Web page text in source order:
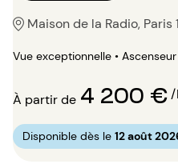
Maison de la Radio, Paris
Vue exceptionnelle • Ascenseur
À partir de 4 200 €/
Disponible dès le 12 août